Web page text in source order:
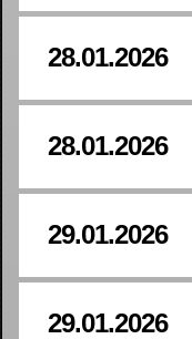
28.01.2026
28.01.2026
29.01.2026
29.01.2026